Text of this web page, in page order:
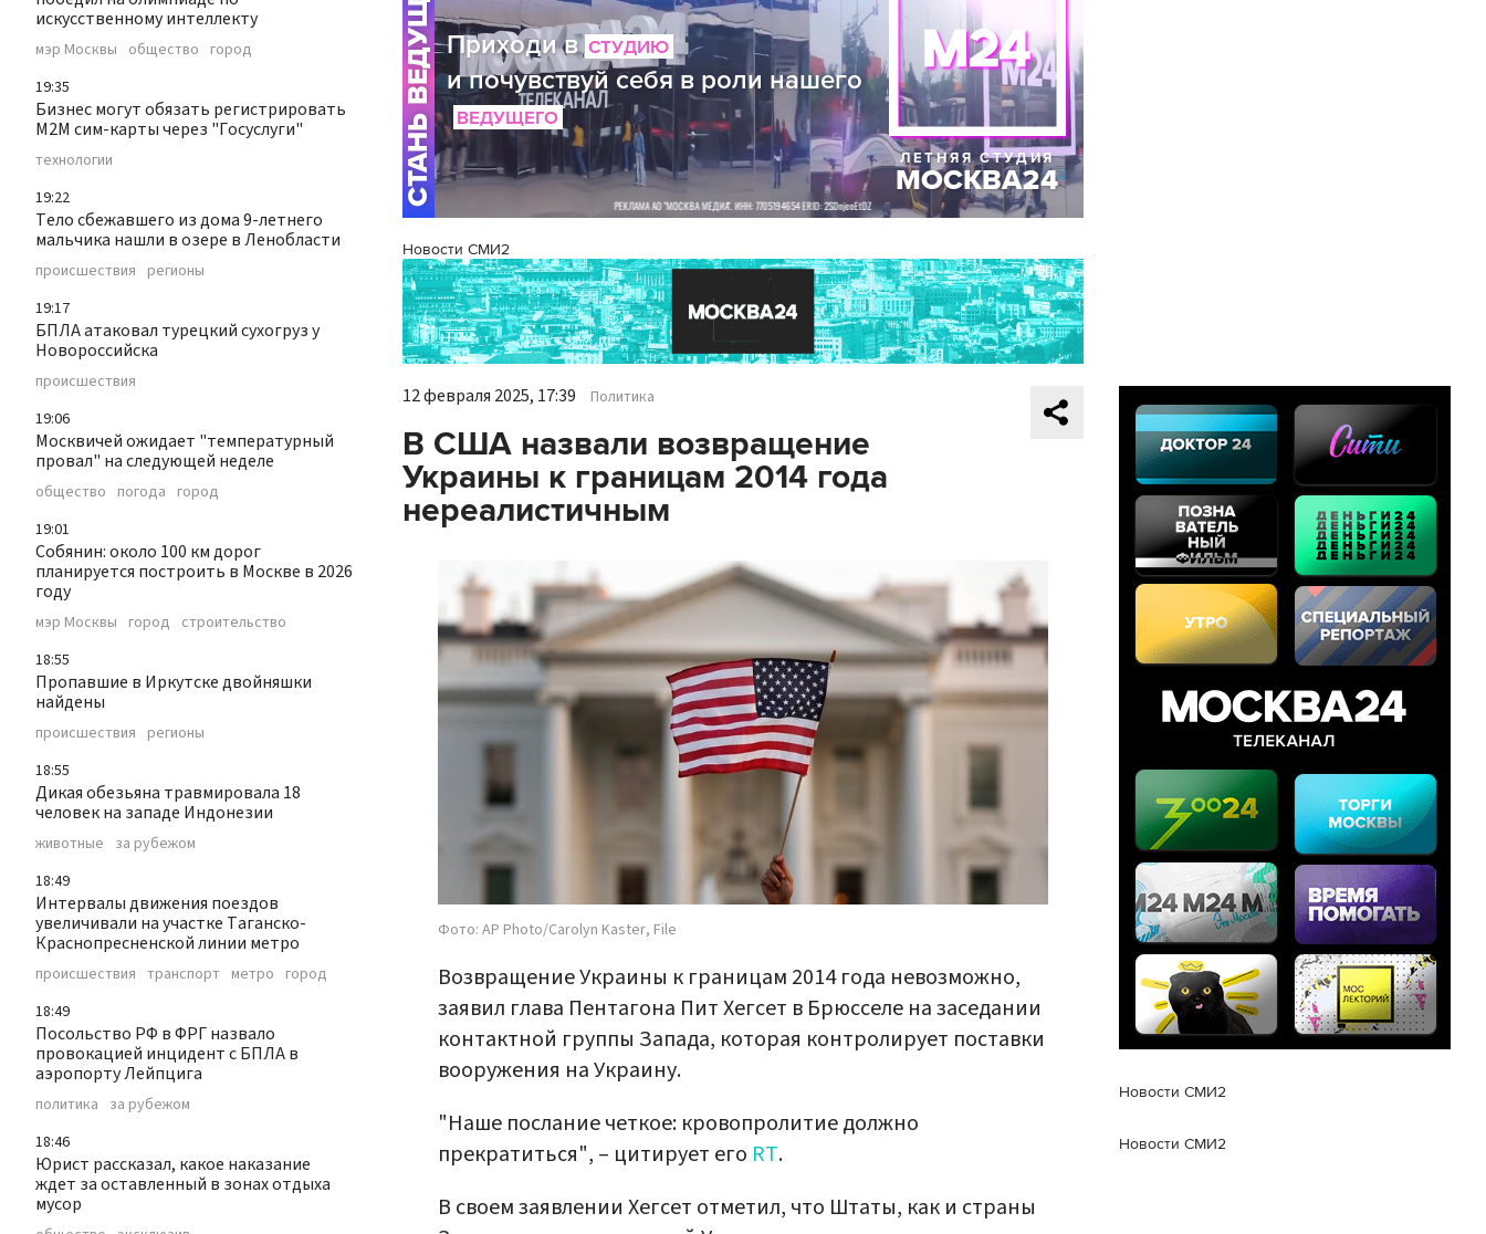
искусственному интеллекту
мэр Москвы общество город
19:35
Бизнес могут обязать регистрировать
М2М сим-карты через "Госуслуги"
технологии
19:22
Тело сбежавшего из дома 9-летнего
мальчика нашли в озере в Ленобласти
происшествия регионы
19:17
БПЛА атаковал турецкий сухогруз у
Новороссийска
происшествия
19:06
Москвичей ожидает "температурный
провал" на следующей неделе
общество погода город
19:01
Собянин: около 100 км дорог
планируется построить в Москве в 2026
году
мэр Москвы город строительство
18:55
Пропавшие в Иркутске двойняшки
найдены
происшествия регионы
18:55
Дикая обезьяна травмировала 18
человек на западе Индонезии
животные за рубежом
18:49
Интервалы движения поездов
увеличивали на участке Таганско-
Краснопресненской линии метро
происшествия транспорт метро город
18:49
Посольство РФ в ФРГ назвало
провокацией инцидент с БПЛА в
аэропорту Лейпцига
политика за рубежом
18:46
Юрист рассказал, какое наказание
ждет за оставленный в зонах отдыха
мусор
Новости СМИ2
12 февраля 2025, 17:39 Политика
В США назвали возвращение
Украины к границам 2014 года
нереалистичным
Фото: AP Photo/Carolyn Kaster, File
Возвращение Украины к границам 2014 года невозможно,
заявил глава Пентагона Пит Хегсет в Брюсселе на заседании
контактной группы Запада, которая контролирует поставки
вооружения на Украину.
"Наше послание четкое: кровопролитие должно
прекратиться", – цитирует его RT.
В своем заявлении Хегсет отметил, что Штаты, как и страны
Новости СМИ2
Новости СМИ2